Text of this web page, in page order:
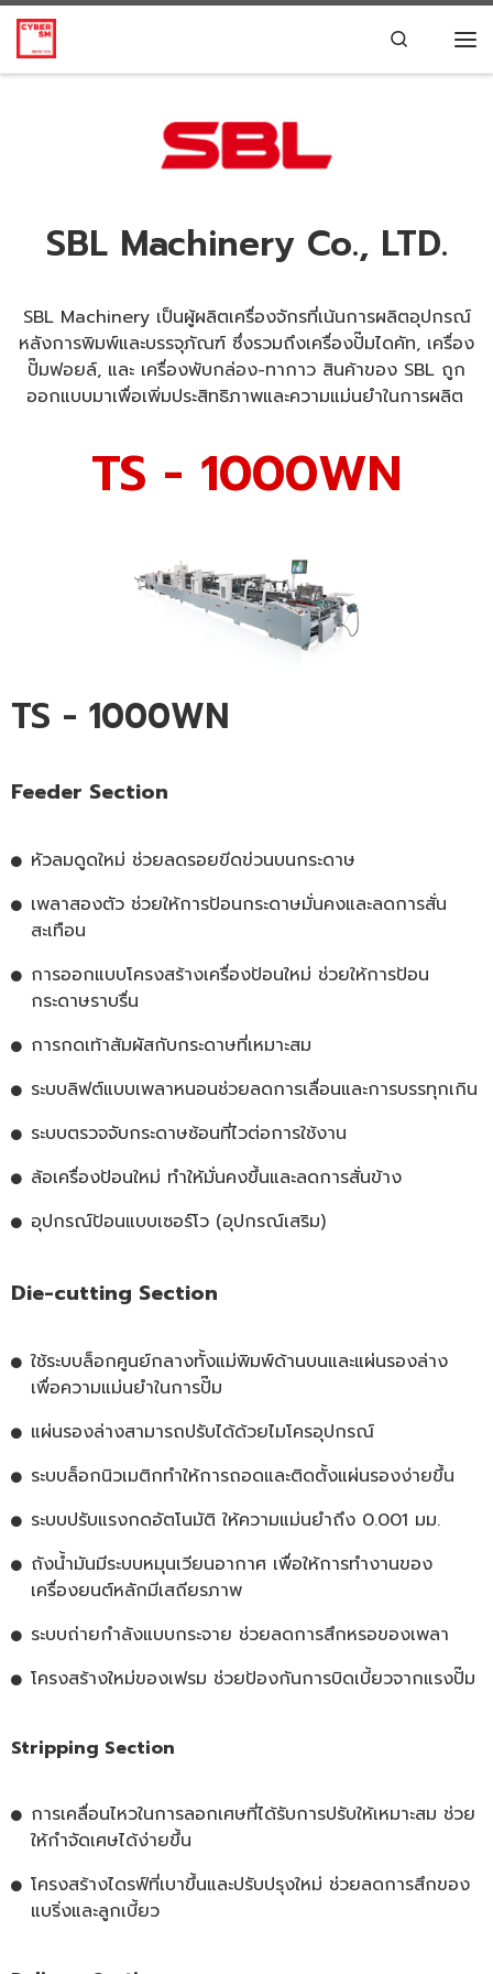
Skip to content Search
SBL Machinery Co., LTD.
SBL Machinery เป็นผู้ผลิตเครื่องจักรที่เน้นการผลิตอุปกรณ์
หลังการพิมพ์และบรรจุภัณฑ์ ซึ่งรวมถึงเครื่องปั๊มไดคัท, เครื่อง
ปั๊มฟอยล์, และ เครื่องพับกล่อง-ทากาว สินค้าของ SBL ถูก
ออกแบบมาเพื่อเพิ่มประสิทธิภาพและความแม่นยำในการผลิต
TS - 1000WN
TS - 1000WN
Feeder Section
หัวลมดูดใหม่ ช่วยลดรอยขีดข่วนบนกระดาษ
เพลาสองตัว ช่วยให้การป้อนกระดาษมั่นคงและลดการสั่น
สะเทือน
การออกแบบโครงสร้างเครื่องป้อนใหม่ ช่วยให้การป้อน
กระดาษราบรื่น
การกดเท้าสัมผัสกับกระดาษที่เหมาะสม
ระบบลิฟต์แบบเพลาหนอนช่วยลดการเลื่อนและการบรรทุกเกิน
ระบบตรวจจับกระดาษซ้อนที่ไวต่อการใช้งาน
ล้อเครื่องป้อนใหม่ ทำให้มั่นคงขึ้นและลดการสั่นข้าง
อุปกรณ์ป้อนแบบเซอร์โว (อุปกรณ์เสริม)
Die-cutting Section
ใช้ระบบล็อกศูนย์กลางทั้งแม่พิมพ์ด้านบนและแผ่นรองล่าง
เพื่อความแม่นยำในการปั๊ม
แผ่นรองล่างสามารถปรับได้ด้วยไมโครอุปกรณ์
ระบบล็อกนิวเมติกทำให้การถอดและติดตั้งแผ่นรองง่ายขึ้น
ระบบปรับแรงกดอัตโนมัติ ให้ความแม่นยำถึง 0.001 มม.
ถังน้ำมันมีระบบหมุนเวียนอากาศ เพื่อให้การทำงานของ
เครื่องยนต์หลักมีเสถียรภาพ
ระบบถ่ายกำลังแบบกระจาย ช่วยลดการสึกหรอของเพลา
โครงสร้างใหม่ของเฟรม ช่วยป้องกันการบิดเบี้ยวจากแรงปั๊ม
Stripping Section
การเคลื่อนไหวในการลอกเศษที่ได้รับการปรับให้เหมาะสม ช่วย
ให้กำจัดเศษได้ง่ายขึ้น
โครงสร้างไดรฟ์ที่เบาขึ้นและปรับปรุงใหม่ ช่วยลดการสึกของ
แบริ่งและลูกเบี้ยว